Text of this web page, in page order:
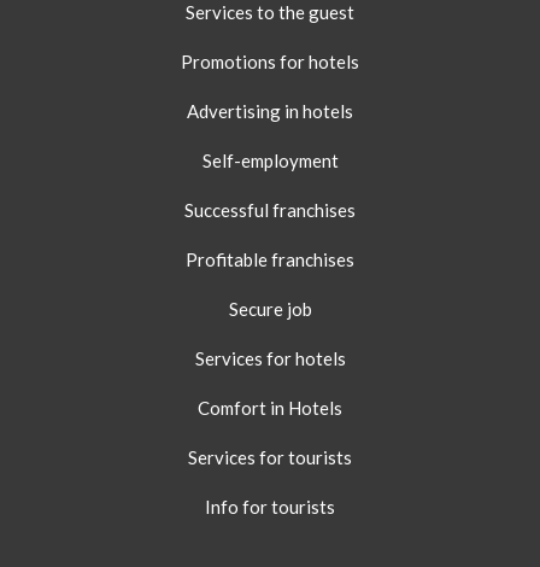
Services to the guest
Promotions for hotels
Advertising in hotels
Self-employment
Successful franchises
Profitable franchises
Secure job
Services for hotels
Comfort in Hotels
Services for tourists
Info for tourists